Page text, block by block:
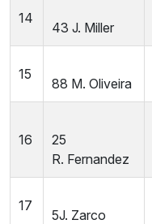
14
43 J. Miller
15
88 M. Oliveira
16
25
R. Fernandez
17
5J. Zarco